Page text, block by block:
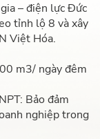
– điện lực Đức
tỉnh lộ 8 và xây
Việt Hóa.
m3/ ngày đêm
Bảo đảm
nghiệp trong